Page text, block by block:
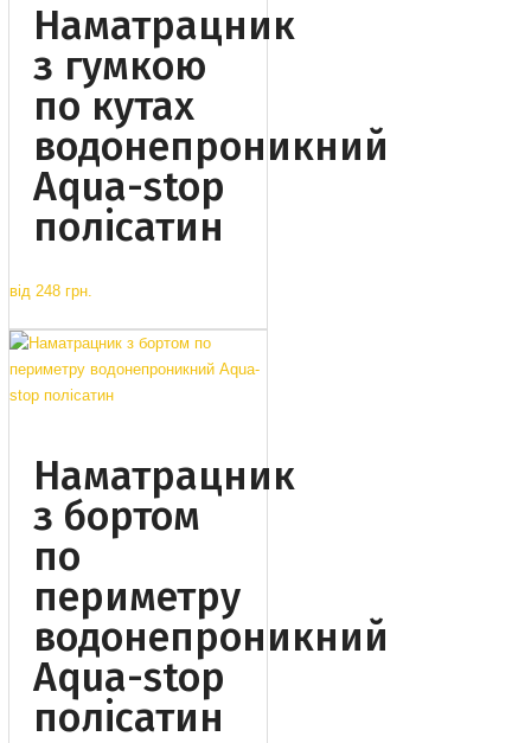
Наматрацник
з гумкою
по кутах
водонепроникний
Aqua-stop
полісатин
від 248 грн.
Наматрацник
з бортом
по
периметру
водонепроникний
Aqua-stop
полісатин